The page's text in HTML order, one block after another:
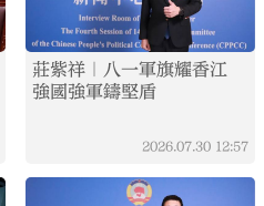
莊紫祥｜八一軍旗耀香江
強國強軍鑄堅盾
2026.07.30 12:57